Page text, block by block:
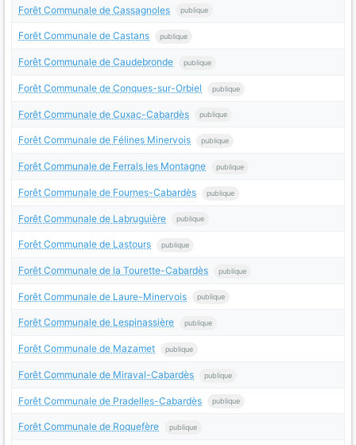
Forêt Communale de Cassagnoles publique
Forêt Communale de Castans publique
Forêt Communale de Caudebronde publique
Forêt Communale de Conques-sur-Orbiel publique
Forêt Communale de Cuxac-Cabardès publique
Forêt Communale de Félines Minervois publique
Forêt Communale de Ferrals les Montagne publique
Forêt Communale de Fournes-Cabardès publique
Forêt Communale de Labruguière publique
Forêt Communale de Lastours publique
Forêt Communale de la Tourette-Cabardès publique
Forêt Communale de Laure-Minervois publique
Forêt Communale de Lespinassière publique
Forêt Communale de Mazamet publique
Forêt Communale de Miraval-Cabardès publique
Forêt Communale de Pradelles-Cabardès publique
Forêt Communale de Roquefère publique